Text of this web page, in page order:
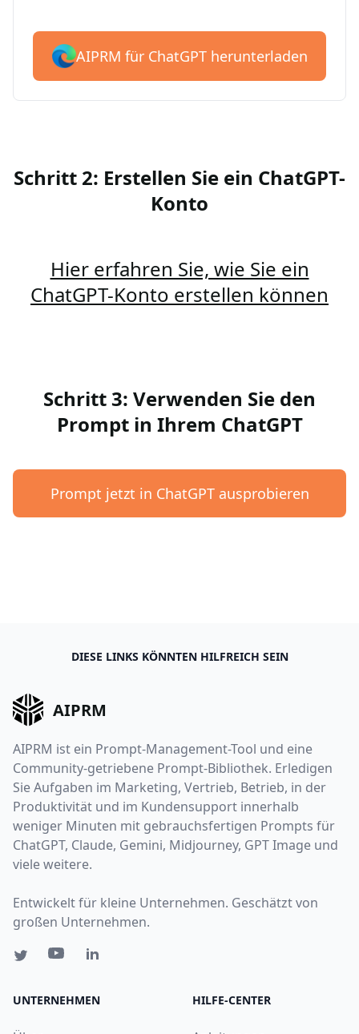
AIPRM für ChatGPT herunterladen
Schritt 2: Erstellen Sie ein ChatGPT-
Konto
Hier erfahren Sie, wie Sie ein
ChatGPT-Konto erstellen können
Schritt 3: Verwenden Sie den
Prompt in Ihrem ChatGPT
Prompt jetzt in ChatGPT ausprobieren
DIESE LINKS KÖNNTEN HILFREICH SEIN
AIPRM
AIPRM ist ein Prompt-Management-Tool und eine
Community-getriebene Prompt-Bibliothek. Erledigen
Sie Aufgaben im Marketing, Vertrieb, Betrieb, in der
Produktivität und im Kundensupport innerhalb
weniger Minuten mit gebrauchsfertigen Prompts für
ChatGPT, Claude, Gemini, Midjourney, GPT Image und
viele weitere.
Entwickelt für kleine Unternehmen. Geschätzt von
großen Unternehmen.
UNTERNEHMEN HILFE-CENTER